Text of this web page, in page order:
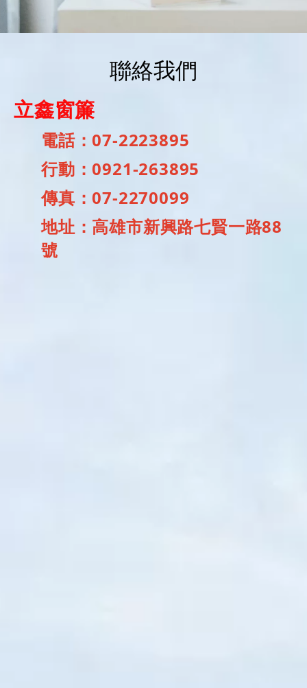
聯絡我們
立鑫窗簾
電話：07-2223895
行動：0921-263895
傳真：07-2270099
地址：高雄市新興路七賢一路88
號